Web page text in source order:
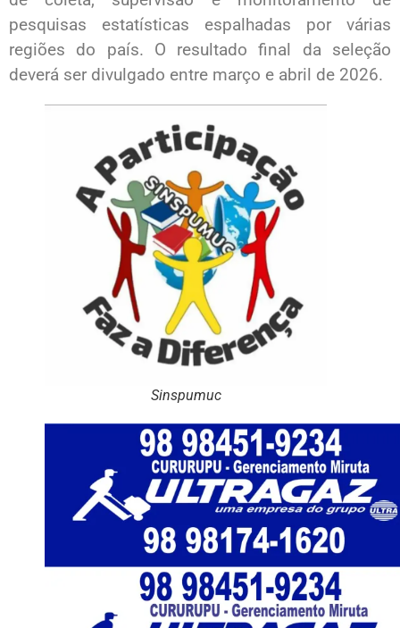
pesquisas estatísticas espalhadas por várias
regiões do país. O resultado final da seleção
deverá ser divulgado entre março e abril de 2026.
Sinspumuc